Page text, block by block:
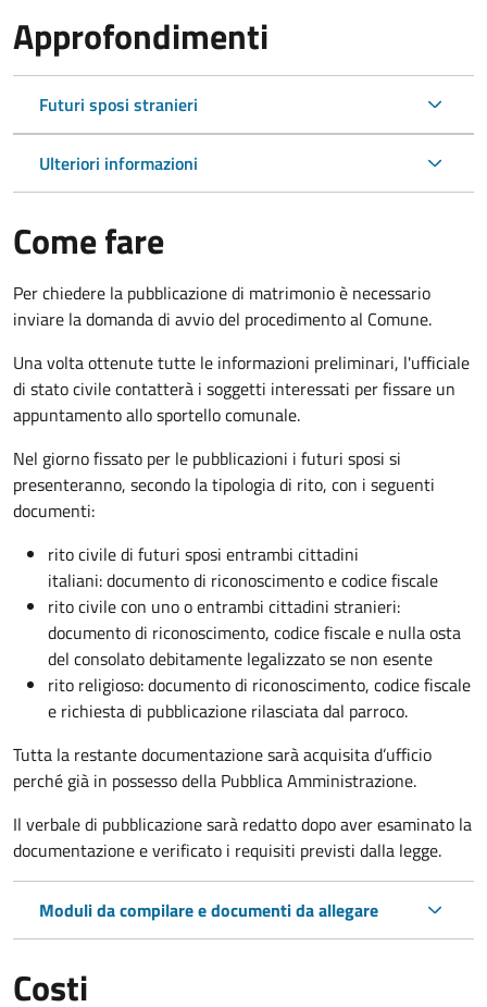
Approfondimenti
Futuri sposi stranieri
Ulteriori informazioni
Come fare
Per chiedere la pubblicazione di matrimonio è necessario
inviare la domanda di avvio del procedimento al Comune.
Una volta ottenute tutte le informazioni preliminari, l'ufficiale
di stato civile contatterà i soggetti interessati per fissare un
appuntamento allo sportello comunale.
Nel giorno fissato per le pubblicazioni i futuri sposi si
presenteranno, secondo la tipologia di rito, con i seguenti
documenti:
rito civile di futuri sposi entrambi cittadini
italiani: documento di riconoscimento e codice fiscale
rito civile con uno o entrambi cittadini stranieri:
documento di riconoscimento, codice fiscale e nulla osta
del consolato debitamente legalizzato se non esente
rito religioso: documento di riconoscimento, codice fiscale
e richiesta di pubblicazione rilasciata dal parroco.
Tutta la restante documentazione sarà acquisita d’ufficio
perché già in possesso della Pubblica Amministrazione.
Il verbale di pubblicazione sarà redatto dopo aver esaminato la
documentazione e verificato i requisiti previsti dalla legge.
Moduli da compilare e documenti da allegare
Costi